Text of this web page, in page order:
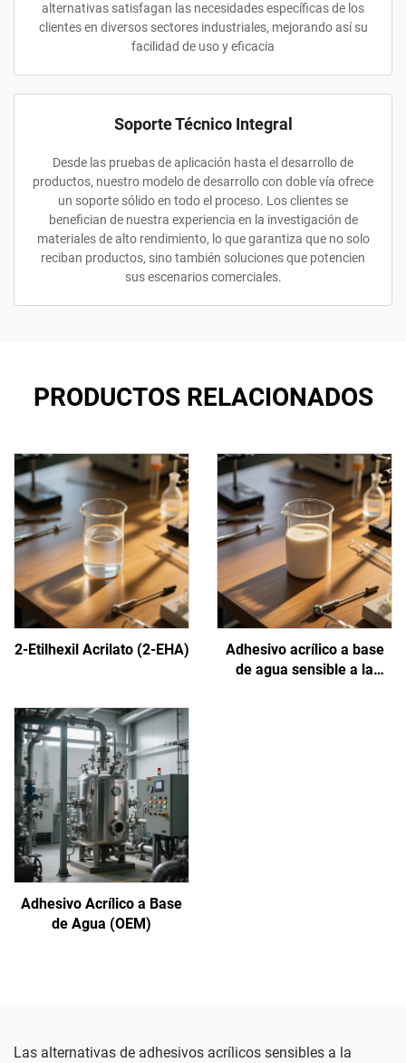
alternativas satisfagan las necesidades específicas de los
clientes en diversos sectores industriales, mejorando así su
facilidad de uso y eficacia
Soporte Técnico Integral
Desde las pruebas de aplicación hasta el desarrollo de
productos, nuestro modelo de desarrollo con doble vía ofrece
un soporte sólido en todo el proceso. Los clientes se
benefician de nuestra experiencia en la investigación de
materiales de alto rendimiento, lo que garantiza que no solo
reciban productos, sino también soluciones que potencien
sus escenarios comerciales.
PRODUCTOS RELACIONADOS
2-Etilhexil Acrilato (2-EHA)
Adhesivo acrílico a base
de agua sensible a la
Adhesivo Acrílico a Base
de Agua (OEM)
Las alternativas de adhesivos acrílicos sensibles a la